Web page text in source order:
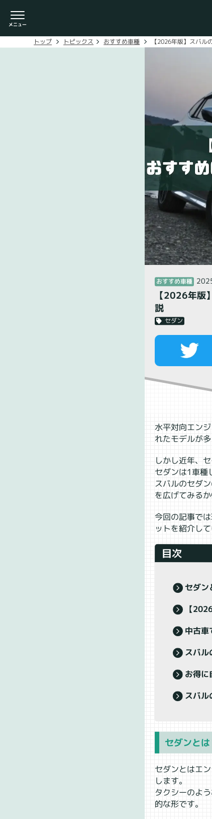
トップ トピックス おすすめ車種 【2026年版】スバ
おすすめ車種
【2026年版
説
セダン
水平対向エン
れたモデルが
しかし近年、
セダンは1車種
スバルのセダ
を広げてみる
今回の記事で
ットを紹介し
目次
セダン
【
中古車
スバル
お得に
スバル
セダンとは
セダンとはエ
します。
タクシーのよ
的な形です。